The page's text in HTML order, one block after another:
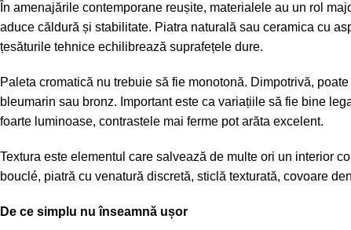
În amenajările contemporane reușite, materialele au un rol
aduce căldură și stabilitate. Piatra naturală sau ceramica cu
țesăturile tehnice echilibrează suprafețele dure.
Paleta cromatică nu trebuie să fie monotonă. Dimpotrivă,
bleumarin sau bronz. Important este ca variațiile să fie bine
foarte luminoase, contrastele mai ferme pot arăta excelent.
Textura este elementul care salvează de multe ori un interior
bouclé, piatră cu venatură discretă, sticlă texturată, covoare
De ce simplu nu înseamnă ușor